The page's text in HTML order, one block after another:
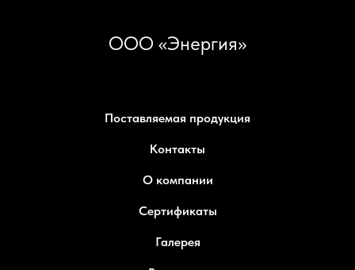
ООО «Энергия»
Поставляемая продукция
Контакты
О компании
Сертификаты
Галерея